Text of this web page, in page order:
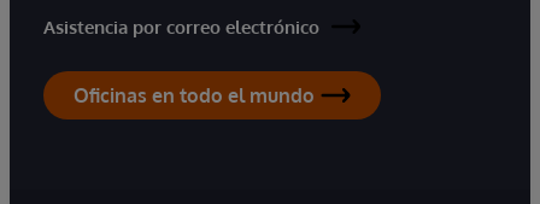
Asistencia por correo electrónico
Oficinas en todo el mundo